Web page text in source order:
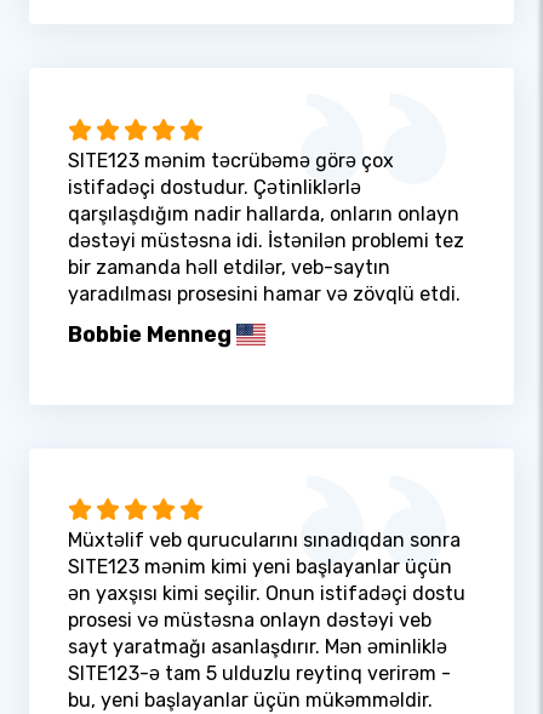
SITE123 mənim təcrübəmə görə çox
istifadəçi dostudur. Çətinliklərlə
qarşılaşdığım nadir hallarda, onların onlayn
dəstəyi müstəsna idi. İstənilən problemi tez
bir zamanda həll etdilər, veb-saytın
yaradılması prosesini hamar və zövqlü etdi.
Bobbie Menneg
Müxtəlif veb qurucularını sınadıqdan sonra
SITE123 mənim kimi yeni başlayanlar üçün
ən yaxşısı kimi seçilir. Onun istifadəçi dostu
prosesi və müstəsna onlayn dəstəyi veb
sayt yaratmağı asanlaşdırır. Mən əminliklə
SITE123-ə tam 5 ulduzlu reytinq verirəm -
bu, yeni başlayanlar üçün mükəmməldir.